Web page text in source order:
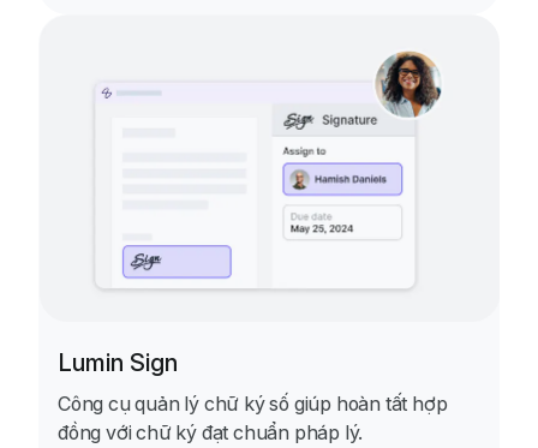
Lumin Sign
Công cụ quản lý chữ ký số giúp hoàn tất hợp
đồng với chữ ký đạt chuẩn pháp lý.